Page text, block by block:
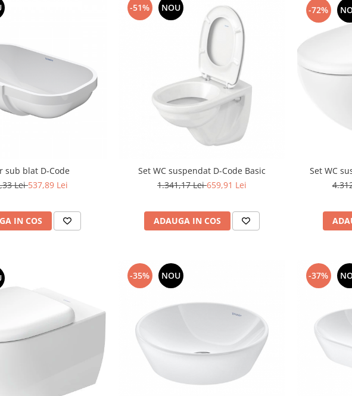
sub blat D-Code
Lei537,89 Lei
IN COS
-51% NOU
Set WC suspendat D-Code Basic
1.341,17 Lei659,91 Lei
ADAUGA IN COS
-72%
Set WC
-35% NOU -37%